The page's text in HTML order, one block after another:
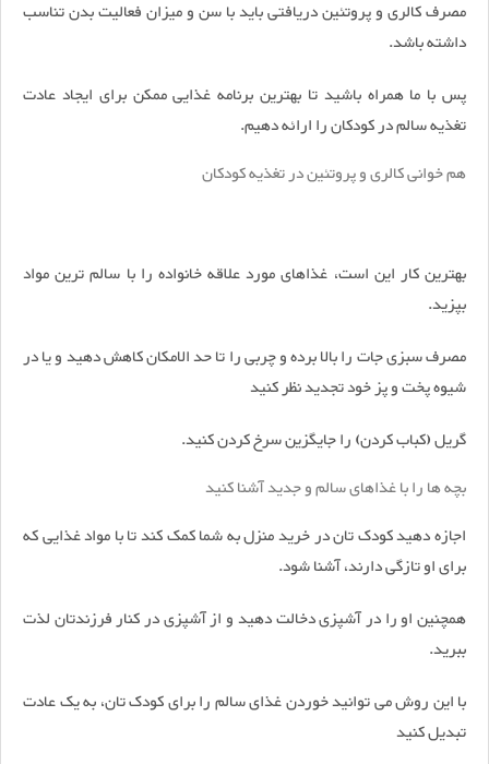
مصرف کالری و پروتئین دریافتی باید با سن و میزان فعالیت بدن تناسب
داشته باشد.
پس با ما همراه باشید تا بهترین برنامه غذایی ممکن برای ایجاد عادت
تغذیه سالم در کودکان را ارائه دهیم.
هم خوانی کالری و پروتئین در تغذیه کودکان
بهترین کار این است، غذاهای مورد علاقه خانواده را با سالم ترین مواد
بپزید.
مصرف سبزی جات را بالا برده و چربی را تا حد الامکان کاهش دهید و یا در
شیوه پخت و پز خود تجدید نظر کنید
گریل (کباب کردن) را جایگزین سرخ کردن کنید.
بچه ها را با غذاهای سالم و جدید آشنا کنید
اجازه دهید کودک تان در خرید منزل به شما کمک کند تا با مواد غذایی که
برای او تازگی دارند، آشنا شود.
همچنین او را در آشپزی دخالت دهید و از آشپزی در کنار فرزندتان لذت
ببرید.
با این روش می توانید خوردن غذای سالم را برای کودک تان، به یک عادت
تبدیل کنید